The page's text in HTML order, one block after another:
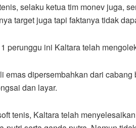
selaku ketua tim monev juga,
target juga tapi faktanya tidak
perunggu ini Kaltara telah
emas dipersembahkan dari
dan layar.
tenis, Kaltara telah